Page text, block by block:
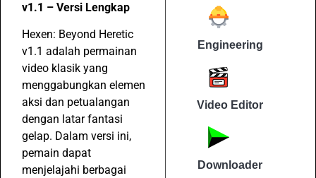
v1.1 – Versi Lengkap
Hexen: Beyond Heretic
v1.1 adalah permainan
video klasik yang
menggabungkan elemen
aksi dan petualangan
dengan latar fantasi
gelap. Dalam versi ini,
pemain dapat
menjelajahi berbagai
Engineering
Video Editor
Downloader